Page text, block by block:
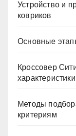
Устройство и
ковриков
Основные
Кроссовер
характеристики
Методы
критериям